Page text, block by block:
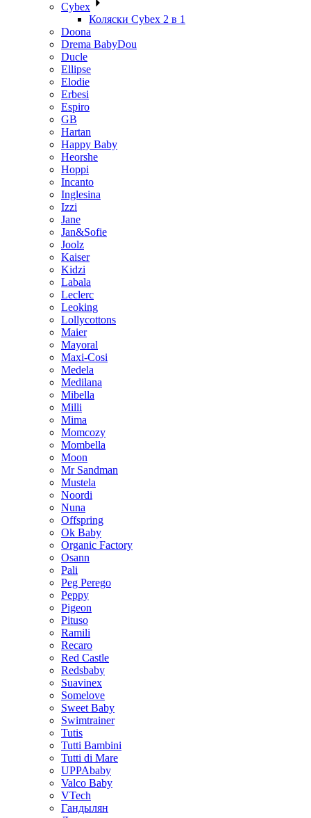
Cybex
Коляски Cybex 2 в 1
Doona
Drema BabyDou
Ducle
Ellipse
Elodie
Erbesi
Espiro
GB
Hartan
Happy Baby
Heorshe
Hoppi
Incanto
Inglesina
Izzi
Jane
Jan&Sofie
Joolz
Kaiser
Kidzi
Labala
Leclerc
Leoking
Lollycottons
Maier
Mayoral
Maxi-Cosi
Medela
Medilana
Mibella
Milli
Mima
Momcozy
Mombella
Moon
Mr Sandman
Mustela
Noordi
Nuna
Offspring
Ok Baby
Organic Factory
Osann
Pali
Peg Perego
Peppy
Pigeon
Pituso
Ramili
Recaro
Red Castle
Redsbaby
Suavinex
Somelove
Sweet Baby
Swimtrainer
Tutis
Tutti Bambini
Tutti di Mare
UPPAbaby
Valco Baby
VTech
Гандылян